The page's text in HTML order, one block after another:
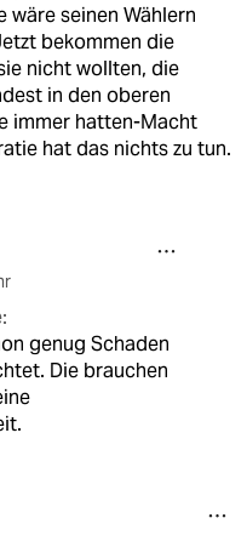
seinen Wählern
bekommen die
nicht wollten, die
in den oberen
immer hatten-Macht
hat das nichts zu tun.
genug Schaden
Die brauchen